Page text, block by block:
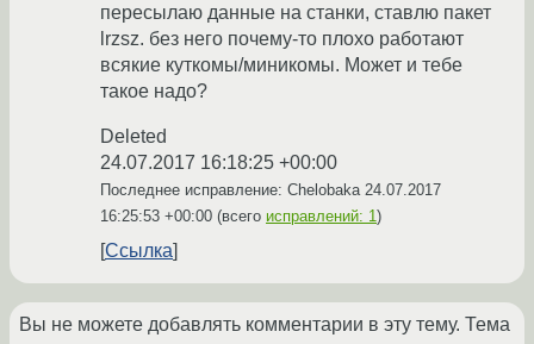
пересылаю данные на станки, ставлю пакет
lrzsz. без него почему-то плохо работают
всякие куткомы/миникомы. Может и тебе
такое надо?
Deleted
24.07.2017 16:18:25 +00:00
Последнее исправление: Chelobaka 24.07.2017
16:25:53 +00:00 (всего исправлений: 1)
Ссылка
Вы не можете добавлять комментарии в эту тему. Тема